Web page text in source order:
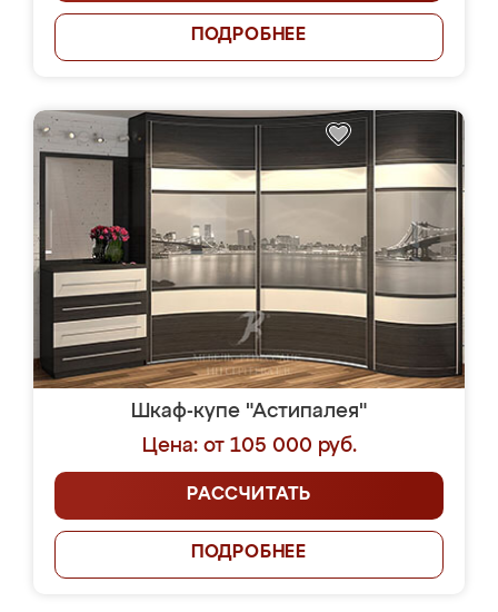
ПОДРОБНЕЕ
Шкаф-купе "Астипалея"
Цена: от 105 000 руб.
РАССЧИТАТЬ
ПОДРОБНЕЕ